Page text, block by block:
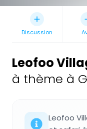
Discussion
Leofoo
à thème à
Leofoo